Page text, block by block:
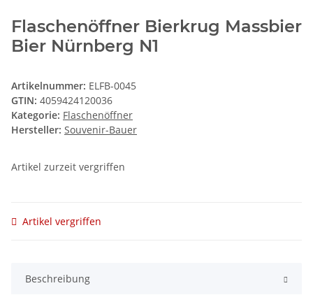
Flaschenöffner Bierkrug Massbier
Bier Nürnberg N1
Artikelnummer: ELFB-0045
GTIN: 4059424120036
Kategorie: Flaschenöffner
Hersteller: Souvenir-Bauer
Artikel zurzeit vergriffen
Artikel vergriffen
Beschreibung